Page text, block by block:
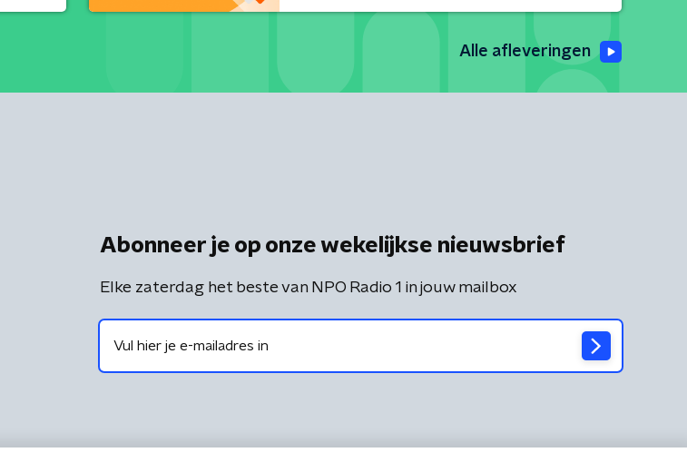
Alle afleveringen
Abonneer je op onze wekelijkse nieuwsbrief
Elke zaterdag het beste van NPO Radio 1 in jouw mailbox